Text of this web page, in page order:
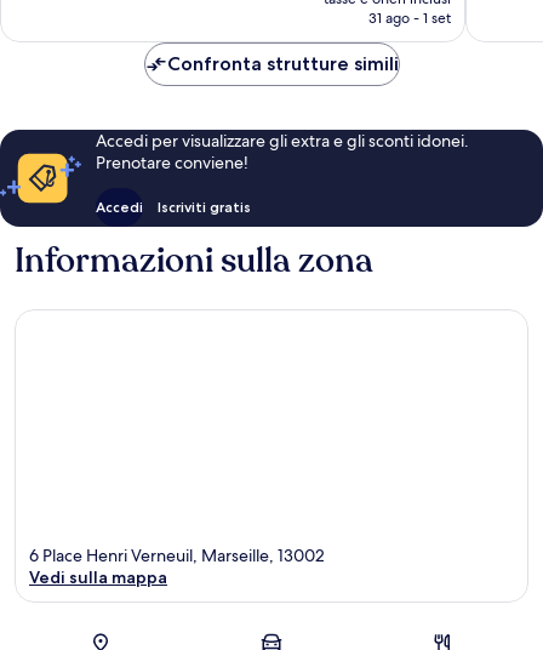
attuale
109 €
31 ago - 1 set
Confronta strutture simili
Accedi per visualizzare gli extra e gli sconti idonei.
Prenotare conviene!
Accedi Iscriviti gratis
Informazioni sulla zona
6 Place Henri Verneuil, Marseille, 13002
Vedi sulla mappa